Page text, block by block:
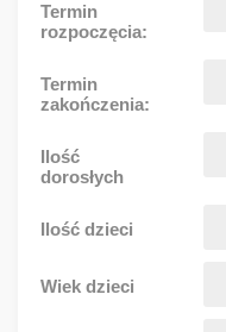
Termin
rozpoczęcia:
Termin
zakończenia:
Ilość
dorosłych
Ilość dzieci
Wiek dzieci